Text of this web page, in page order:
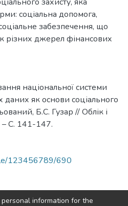
соціальна допомога,
забезпечення, що
різних джерел фінансових
національної системи
даних як основи соціального
Б.С. Гузар // Облік і
– С. 141-147.
123456789/690
справи та страхування
information for the